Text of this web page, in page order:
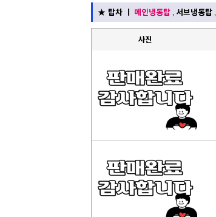
★ 탑차ㅣ 메인냉동탑, 서브냉동탑,
사진